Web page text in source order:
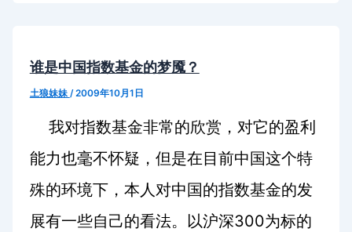
谁是中国指数基金的梦魇？
土狼妹妹 /2009年10月1日
我对指数基金非常的欣赏，对它的盈利
能力也毫不怀疑，但是在目前中国这个特
殊的环境下，本人对中国的指数基金的发
展有一些自己的看法。以沪深300为标的